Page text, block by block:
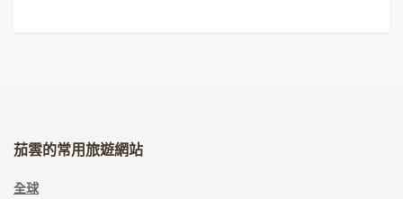
茄雲的常用旅遊網站
全球